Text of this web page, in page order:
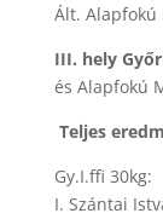
Ált. Alapfokú
III. hely
és Alapfokú
Teljes
Gy.I.ffi 30kg:
I. Szántai